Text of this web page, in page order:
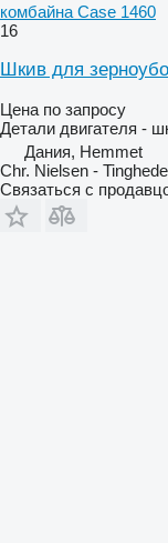
комбайна Case 1460
16
Шкив для
Цена по запросу
Детали двигателя -
Дания, Hemmet
Chr. Nielsen -
Связаться с